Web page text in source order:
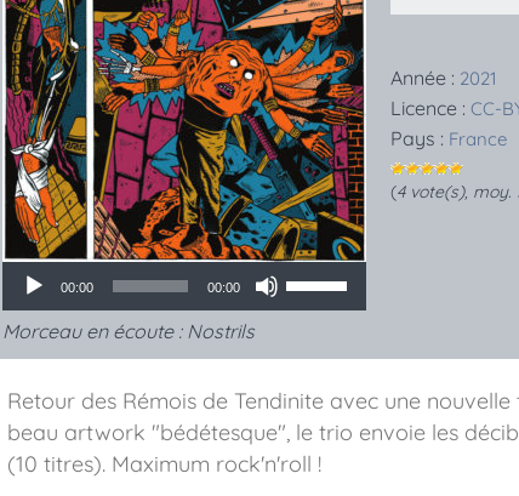
00:00 00:00
Morceau en écoute : Nostrils
Année : 2021
Licence : CC-
Pays : France
(4vote(s), moy.
Retour des Rémois de Tendinite avec une
beau artwork "bédétesque", le trio envoie les
(10 titres). Maximum rock'n'roll !